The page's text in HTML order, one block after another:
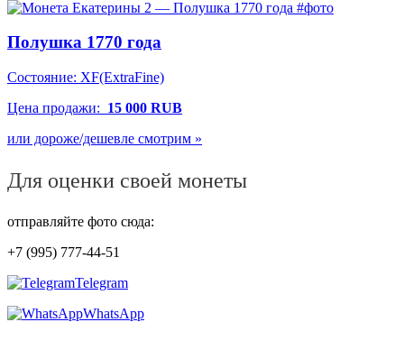
Полушка 1770 года
Состояние: XF(ExtraFine)
Цена продажи: 15 000 RUB
или дороже/дешевле смотрим »
Для оценки своей монеты
отправляйте фото сюда:
+7 (995) 777-44-51
Telegram
WhatsApp